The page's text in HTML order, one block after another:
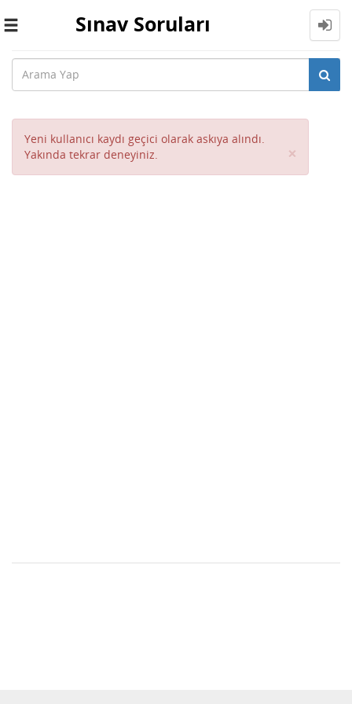
Toggle
Sınav Soruları
Yeni kullanıcı kaydı geçici olarak askıya alındı.
Yakında tekrar deneyiniz.
×